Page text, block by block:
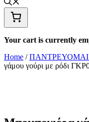
Your cart is currently
Home /
γάμου γούρι με ρόδι